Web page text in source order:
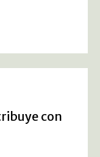
con